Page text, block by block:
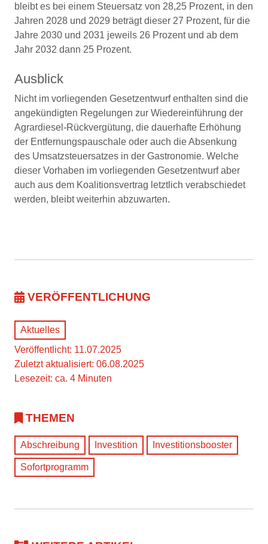
bleibt es bei einem Steuersatz von 28,25 Prozent, in den
Jahren 2028 und 2029 beträgt dieser 27 Prozent, für die
Jahre 2030 und 2031 jeweils 26 Prozent und ab dem
Jahr 2032 dann 25 Prozent.
Ausblick
Nicht im vorliegenden Gesetzentwurf enthalten sind die
angekündigten Regelungen zur Wiedereinführung der
Agrardiesel-Rückvergütung, die dauerhafte Erhöhung
der Entfernungspauschale oder auch die Absenkung
des Umsatzsteuersatzes in der Gastronomie. Welche
dieser Vorhaben im vorliegenden Gesetzentwurf aber
auch aus dem Koalitionsvertrag letztlich verabschiedet
werden, bleibt weiterhin abzuwarten.
VERÖFFENTLICHUNG
Aktuelles
Veröffentlicht: 11.07.2025
Zuletzt aktualisiert: 06.08.2025
Lesezeit: ca. 4 Minuten
THEMEN
Abschreibung Investition Investitionsbooster
Sofortprogramm